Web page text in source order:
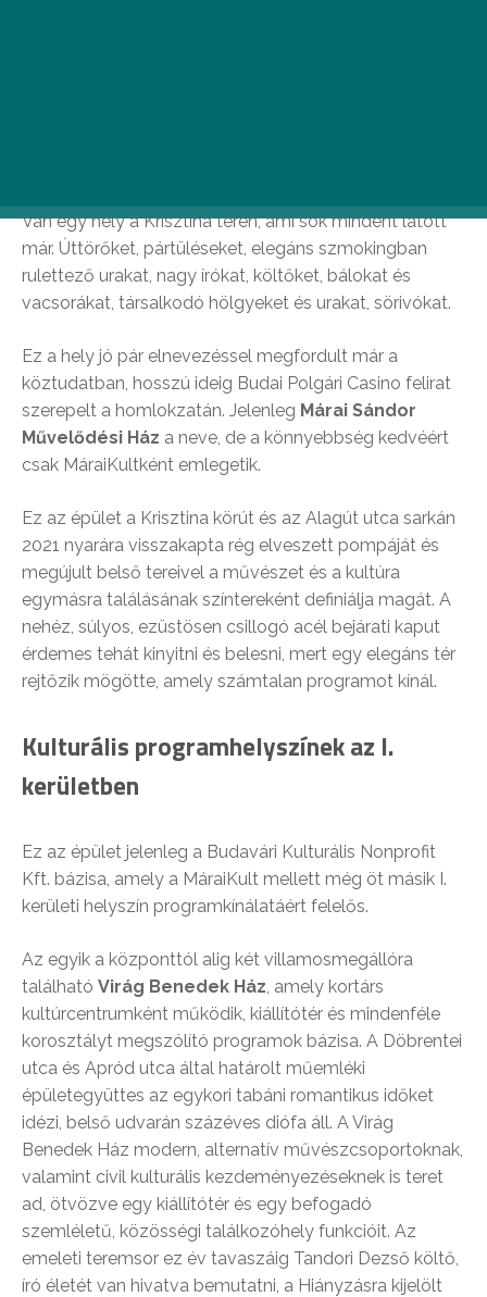
Van egy hely a Krisztina téren, ami sok mindent látott
már. Úttörőket, pártüléseket, elegáns szmokingban
rulettező urakat, nagy írókat, költőket, bálokat és
vacsorákat, társalkodó hölgyeket és urakat, sörivókat.
Ez a hely jó pár elnevezéssel megfordult már a
köztudatban, hosszú ideig Budai Polgári Casino felirat
szerepelt a homlokzatán. Jelenleg Márai Sándor
Művelődési Ház a neve, de a könnyebbség kedvéért
csak MáraiKultként emlegetik.
Ez az épület a Krisztina körút és az Alagút utca sarkán
2021 nyarára visszakapta rég elveszett pompáját és
megújult belső tereivel a művészet és a kultúra
egymásra találásának színtereként definiálja magát. A
nehéz, súlyos, ezüstösen csillogó acél bejárati kaput
érdemes tehát kinyitni és belesni, mert egy elegáns tér
rejtőzik mögötte, amely számtalan programot kínál.
Kulturális programhelyszínek az I.
kerületben
Ez az épület jelenleg a Budavári Kulturális Nonprofit
Kft. bázisa, amely a MáraiKult mellett még öt másik I.
kerületi helyszín programkínálatáért felelős.
Az egyik a központtól alig két villamosmegállóra
található Virág Benedek Ház, amely kortárs
kultúrcentrumként működik, kiállítótér és mindenféle
korosztályt megszólító programok bázisa. A Döbrentei
utca és Apród utca által határolt műemléki
épületegyüttes az egykori tabáni romantikus időket
idézi, belső udvarán százéves diófa áll. A Virág
Benedek Ház modern, alternatív művészcsoportoknak,
valamint civil kulturális kezdeményezéseknek is teret
ad, ötvözve egy kiállítótér és egy befogadó
szemléletű, közösségi találkozóhely funkcióit. Az
emeleti teremsor ez év tavaszáig Tandori Dezső költő,
író életét van hivatva bemutatni, a Hiányzásra kijelölt